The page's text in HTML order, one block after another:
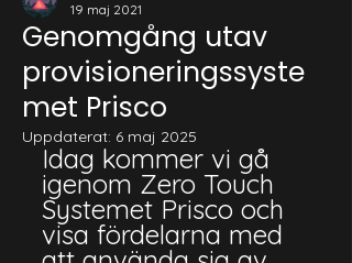
Genomgång utav
provisioneringssyste
met Prisco
19 maj 2021
Uppdaterat: 6 maj 2025
Idag kommer vi gå
igenom Zero Touch
Systemet Prisco och
visa fördelarna med